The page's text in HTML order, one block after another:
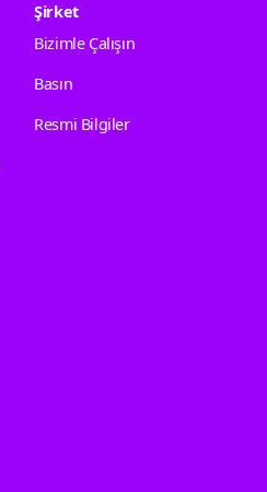
Şirket
Bizimle Çalışın
Basın
Resmi Bilgiler